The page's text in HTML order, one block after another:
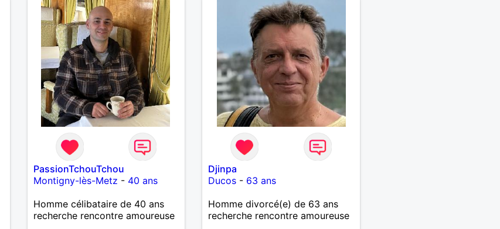
reste est à découvrir.
PassionTchouTchou
Montigny-lès-Metz - 40 ans
Homme célibataire de 40 ans
recherche rencontre amoureuse
Djinpa
Ducos - 63 ans
Homme divorcé(e) de 63 ans
recherche rencontre amoureuse